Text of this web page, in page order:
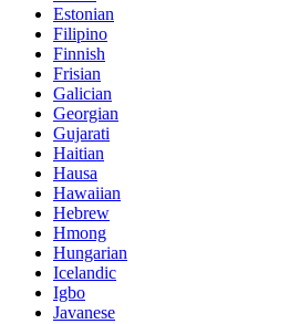
Estonian
Filipino
Finnish
Frisian
Galician
Georgian
Gujarati
Haitian
Hausa
Hawaiian
Hebrew
Hmong
Hungarian
Icelandic
Igbo
Javanese